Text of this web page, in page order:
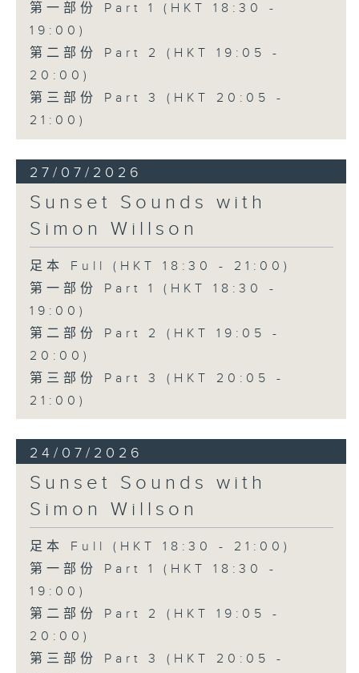
第一部份 Part 1 (HKT 18:30 -
19:00)
第二部份 Part 2 (HKT 19:05 -
20:00)
第三部份 Part 3 (HKT 20:05 -
21:00)
27/07/2026
Sunset Sounds with
Simon Willson
足本 Full (HKT 18:30 - 21:00)
第一部份 Part 1 (HKT 18:30 -
19:00)
第二部份 Part 2 (HKT 19:05 -
20:00)
第三部份 Part 3 (HKT 20:05 -
21:00)
24/07/2026
Sunset Sounds with
Simon Willson
足本 Full (HKT 18:30 - 21:00)
第一部份 Part 1 (HKT 18:30 -
19:00)
第二部份 Part 2 (HKT 19:05 -
20:00)
第三部份 Part 3 (HKT 20:05 -